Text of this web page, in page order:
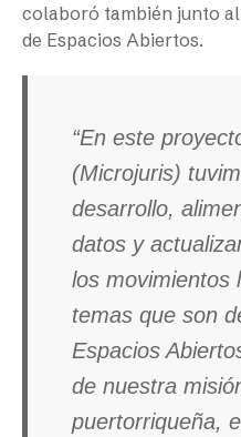
colaboró también junto
de Espacios Abiertos.
“En este
(Microjuris)
desarrollo,
datos y
los movimientos
temas que son
Espacios
de nuestra
puertorriqueña,